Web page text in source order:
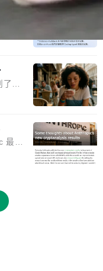
不是
优化
5.6
自
环境
型
活 1
训
月发
试
到 8
F
个 Fl
预
。 跟
一
成模
界。
为
声道
运
然语
。
变
家
最新
制：
模
了后
AE
标准